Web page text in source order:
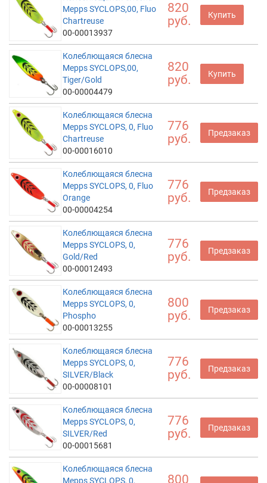
Mepps SYCLOPS,00, Fluo
Chartreuse
00-00013937
820
руб.
Купить
Колеблющаяся блесна
Mepps SYCLOPS,00,
Tiger/Gold
00-00004479
820
руб.
Купить
Колеблющаяся блесна
Mepps SYCLOPS, 0, Fluo
Chartreuse
00-00016010
776
руб.
Предзаказ
Колеблющаяся блесна
Mepps SYCLOPS, 0, Fluo
Orange
00-00004254
776
руб.
Предзаказ
Колеблющаяся блесна
Mepps SYCLOPS, 0,
Gold/Red
00-00012493
776
руб.
Предзаказ
Колеблющаяся блесна
Mepps SYCLOPS, 0,
Phospho
00-00013255
800
руб.
Предзаказ
Колеблющаяся блесна
Mepps SYCLOPS, 0,
SILVER/Black
00-00008101
776
руб.
Предзаказ
Колеблющаяся блесна
Mepps SYCLOPS, 0,
SILVER/Red
00-00015681
776
руб.
Предзаказ
Колеблющаяся блесна
Mepps SYCLOPS, 0,
800